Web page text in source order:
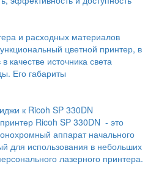
и расходных материалов
цветной принтер, в
качестве источника света
Его габариты
к Ricoh SP 330DN
Ricoh SP 330DN - это
аппарат начального
для использования в небольших
лазерного принтера.